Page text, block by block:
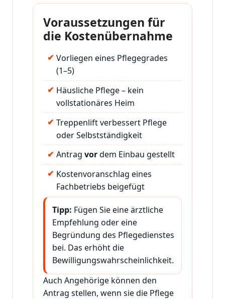
Voraussetzungen für
die Kostenübernahme
Vorliegen eines Pflegegrades
(1–5)
Häusliche Pflege – kein
vollstationäres Heim
Treppenlift verbessert Pflege
oder Selbstständigkeit
Antrag vordem Einbau gestellt
Kostenvoranschlag eines
Fachbetriebs beigefügt
Tipp: Fügen Sie eine ärztliche
Empfehlung oder eine
Begründung des Pflegedienstes
bei. Das erhöht die
Bewilligungswahrscheinlichkeit.
Auch Angehörige können den
Antrag stellen, wenn sie die Pflege